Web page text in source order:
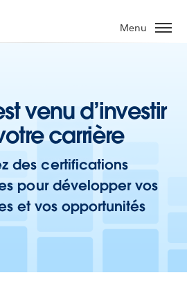
Menu
venu d’investir
carrière
des certifications
pour développer vos
et vos opportunités